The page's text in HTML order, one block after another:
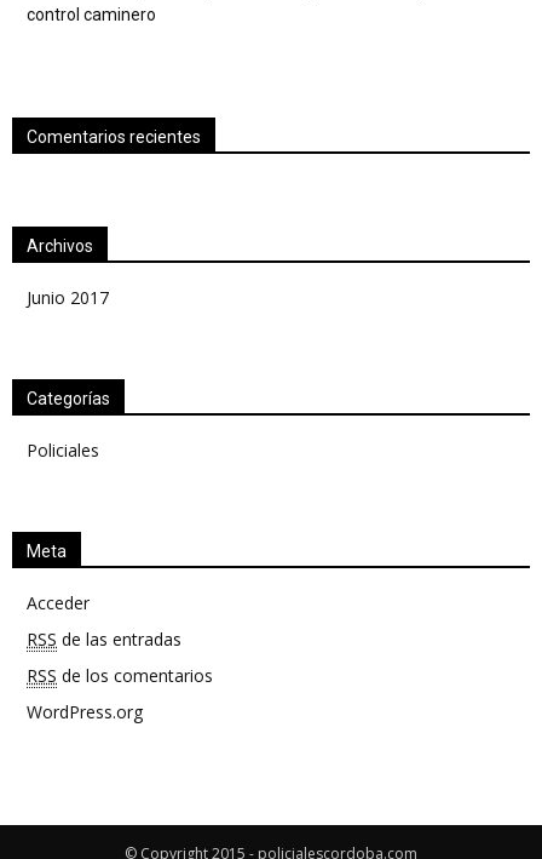
control caminero
Comentarios recientes
Archivos
Junio 2017
Categorías
Policiales
Meta
Acceder
RSS de las entradas
RSS de los comentarios
WordPress.org
© Copyright 2015 - policialescordoba.com